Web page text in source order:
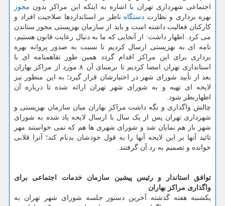
اجتماعی شهرداری تهران با اشاره به اینکه این مراکز بدون مجوز
بهره برداری و نظارت دستگاه ناظر بر استانداردها صلاحیت افراد و
کارکنان فعالیت داشته است و باید از سازمان بهزیستی مجوز ستاندن
می کرد. اظهار داشت: از آنجایی که ما به دنبال رعایت قانون هستیم،
نامه ای به بهزیستی ارسال کردیم تا نسبت به صدور پروانه بهره
برداری برای این مراکز اقدام گردد همین طور تفاهمنامه ای با
استانداری تهران امضا کردیم تا برمبنای آن ۸ مورد از مراکز بهاران
بعد از تأیید شورای شهر در اختیارشان قرار گیرد؛ به این منظور نیز
لایحه ای تهیه و به شورای شهر تهران ارائه شده تا درباره آن
اظهارنظر شود.
چالش واگذاری و نگه داشت مراکز بهاران میان سازمان بهزیستی و
شهرداری تهران پس از یک سال با ارسال لایحه یاد شده به شورای
شهر باز هم نمایان شد و شورای شهری ها هم که نمی خواستند مهر
تائید آنها بر این لایحه آنها را به قول خودشان بدنام کند؛ آنرا قلابی
خوانده و تصمیم به رد آن گرفتند.
توافق استاندار و رئیس پیشین سازمان خدمات اجتماعی برای
واگذاری مراکز بهاران
یکشنبه هفته گذشته آخرین دستور جلسه شورای شهر تهران به